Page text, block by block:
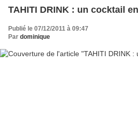
TAHITI DRINK : un cocktail
Publié le 07/12/2011 à 09:47
Par dominique